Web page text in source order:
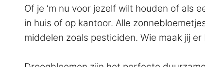
Of je ‘m nu voor jezelf wilt houden of als
in huis of op kantoor. Alle
middelen zoals pesticiden. Wie maak jij er